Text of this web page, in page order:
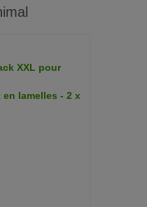
XXL pour
lamelles - 2 x